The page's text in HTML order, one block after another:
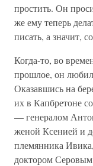
простить. Он
же ему теперь
писать, а значит,
Когда-то, во
прошлое, он
Оказавшись на
их в Капбретоне
— генералом
женой Ксенией и
племянника
доктором